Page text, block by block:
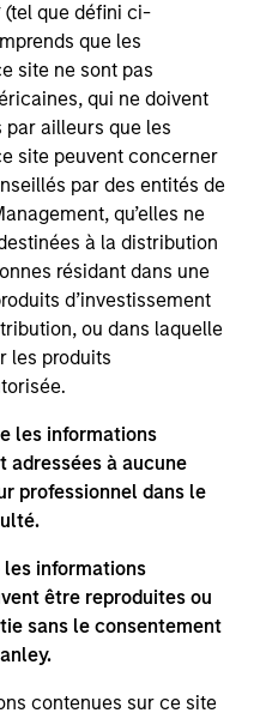
(tel que défini ci-
que les
site ne sont pas
qui ne doivent
par ailleurs que les
site peuvent concerner
par des entités de
qu’elles ne
à la distribution
résidant dans une
d’investissement
ou dans laquelle
les produits
les informations
adressées à aucune
professionnel dans le
les informations
être reproduites ou
sans le consentement
contenues sur ce site
Assurant's CLO
yield and leveraged
Alex was a
Huff Asset
in financial
He holds the
on U.S. middle
higher-quality
Asia.